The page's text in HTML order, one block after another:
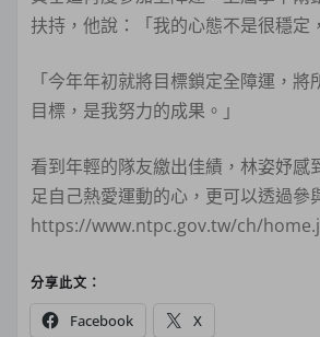
扶持，他說：「我的心態不是很穩定
「今年年初就將目標鎖定全障運，
目標，是我努力的成果。」
看到年輕的隊友繳出佳績，林姿妤
足自己熱愛運動的心，更可以透過
https://www.ntpc.gov.tw/ch/
分享此文：
Facebook X